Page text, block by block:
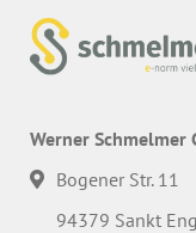
Werner Schmelmer
Bogener Str. 11
94379 Sankt